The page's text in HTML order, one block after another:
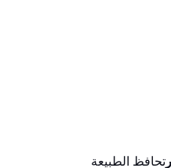
تحافظ الطبيعة